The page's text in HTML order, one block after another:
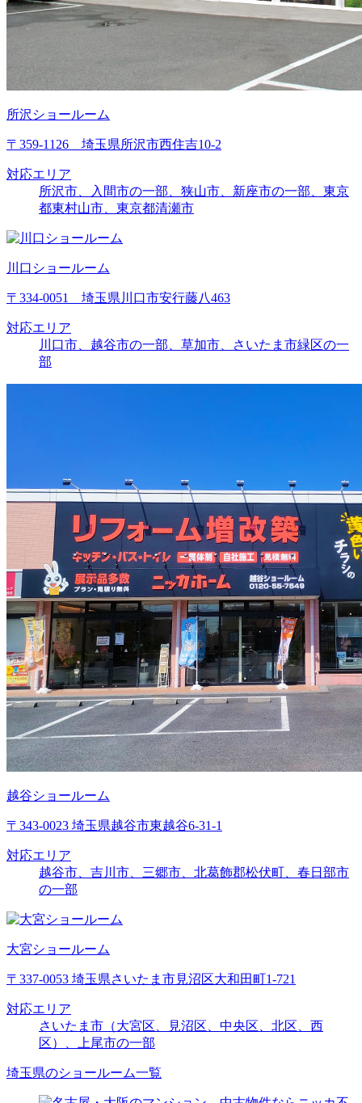
所沢ショールーム
〒359-1126 埼玉県所沢市西住吉10-2
対応エリア
所沢市、入間市の一部、狭山市、新座市の一部、東京
都東村山市、東京都清瀬市
川口ショールーム
〒334-0051 埼玉県川口市安行藤八463
対応エリア
川口市、越谷市の一部、草加市、さいたま市緑区の一
部
越谷ショールーム
〒343-0023 埼玉県越谷市東越谷6-31-1
対応エリア
越谷市、吉川市、三郷市、北葛飾郡松伏町、春日部市
の一部
大宮ショールーム
〒337-0053 埼玉県さいたま市見沼区大和田町1-721
対応エリア
さいたま市（大宮区、見沼区、中央区、北区、西
区）、上尾市の一部
埼玉県のショールーム一覧